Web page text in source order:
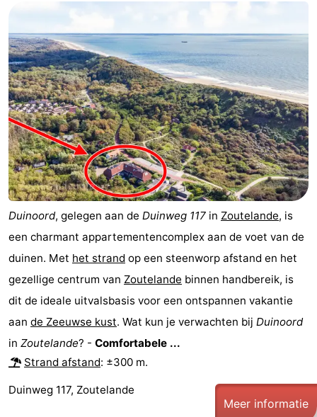
Vlaanderen
-
Nieuwvliet
-
Sluis
-
Cadzand
-
Natuur
Het
Weer
Contact
Duinoord, gelegen aan de Duinweg 117 in Zoutelande, is
een charmant appartementencomplex aan de voet van de
duinen. Met het strand op een steenworp afstand en het
gezellige centrum van Zoutelande binnen handbereik, is
dit de ideale uitvalsbasis voor een ontspannen vakantie
aan de Zeeuwse kust. Wat kun je verwachten bij Duinoord
in Zoutelande? - Comfortabele ...
Strand afstand: ±300 m.
Duinweg 117, Zoutelande
Meer informatie